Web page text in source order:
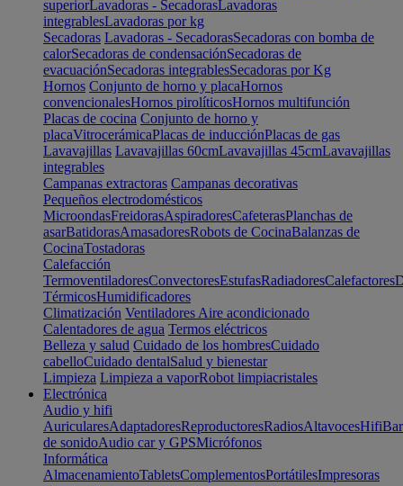
superiorLavadoras - SecadorasLavadoras
integrablesLavadoras por kg
Secadoras Lavadoras - SecadorasSecadoras con bomba de
calorSecadoras de condensaciónSecadoras de
evacuaciónSecadoras integrablesSecadoras por Kg
Hornos Conjunto de horno y placaHornos
convencionalesHornos pirolíticosHornos multifunción
Placas de cocina Conjunto de horno y
placaVitrocerámicaPlacas de inducciónPlacas de gas
Lavavajillas Lavavajillas 60cmLavavajillas 45cmLavavajillas
integrables
Campanas extractoras Campanas decorativas
Pequeños electrodomésticos
MicroondasFreidorasAspiradoresCafeterasPlanchas de
asarBatidorasAmasadoresRobots de CocinaBalanzas de
CocinaTostadoras
Calefacción
TermoventiladoresConvectoresEstufasRadiadoresCalefactores
TérmicosHumidificadores
Climatización Ventiladores Aire acondicionado
Calentadores de agua Termos eléctricos
Belleza y salud Cuidado de los hombresCuidado
cabelloCuidado dentalSalud y bienestar
Limpieza Limpieza a vaporRobot limpiacristales
Electrónica
Audio y hifi
AuricularesAdaptadoresReproductoresRadiosAltavocesHifi
de sonidoAudio car y GPSMicrófonos
Informática
AlmacenamientoTabletsComplementosPortátilesImpresoras